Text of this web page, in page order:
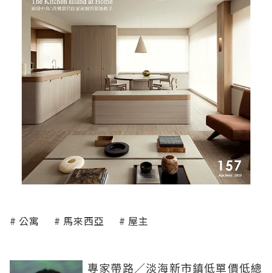
公寓 馬來西亞 屋主
專家帶路／淡海新市鎮低單價低總